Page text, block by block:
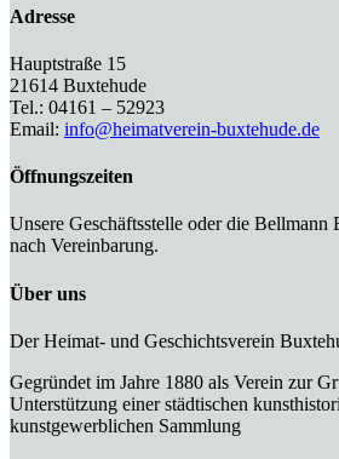
Adresse
Hauptstraße 15
21614 Buxtehude
Tel.: 04161 – 52923
Email: info@heimatverein-buxtehude.de
Öffnungszeiten
Unsere Geschäftsstelle oder die Bellmann
nach Vereinbarung.
Über uns
Der Heimat- und Geschichtsverein
Gegründet im Jahre 1880 als Verein zur
Unterstützung einer städtischen
kunstgewerblichen Sammlung